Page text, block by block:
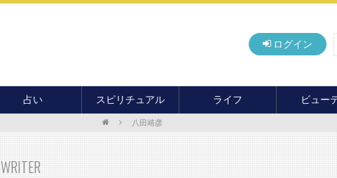
ログイン
占い
カード占い
スピリチュアル
開運
ライフ ビュー
八田靖彦
WRITER